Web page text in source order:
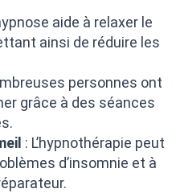
aide à relaxer le
ainsi de réduire les
personnes ont
grâce à des séances
: L’hypnothérapie peut
d’insomnie et à